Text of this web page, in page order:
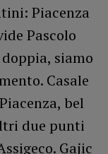
Piacenza
Pascolo
siamo
Casale
bel
due punti
Gajic